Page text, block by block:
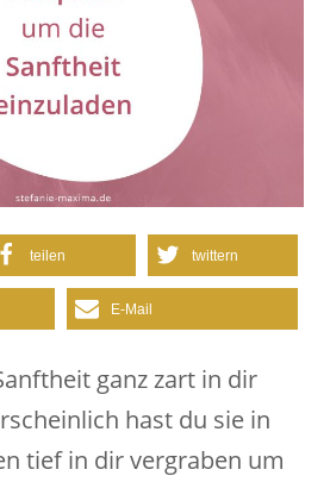
teilen twittern
E-Mail
ganz zart in dir
hast du sie in
tief in dir vergraben um